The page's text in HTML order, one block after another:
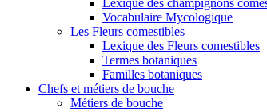
Lexique des champignons
Vocabulaire Mycologique
Les Fleurs comestibles
Lexique des Fleurs comestibles
Termes botaniques
Familles botaniques
Chefs et métiers de bouche
Métiers de bouche